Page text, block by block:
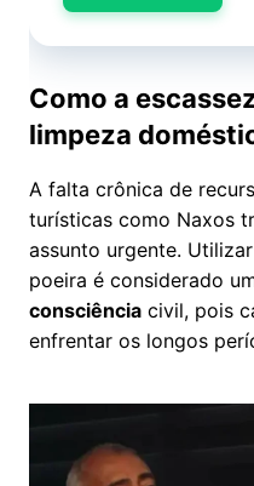
Como a
limpeza
A falta crônica de
turísticas como Naxos
assunto urgente.
poeira é considerado
consciência civil, pois
enfrentar os longos